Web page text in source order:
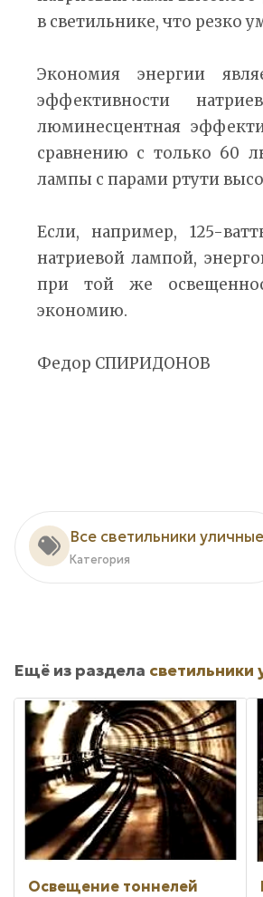
в светильнике, что резко
Экономия энергии
эффективности
люминесцентная
сравнению с только 60
лампы с парами ртути
Если, например, 125-
натриевой лампой,
при той же
экономию.
Федор СПИРИДОНОВ
Все светильники уличные
Категория
Ещё из раздела светильники
Освещение тоннелей